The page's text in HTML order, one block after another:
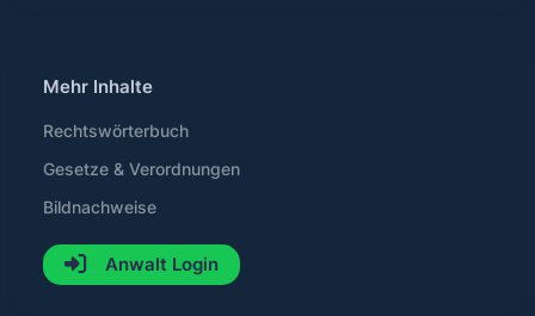
Mehr Inhalte
Rechtswörterbuch
Gesetze & Verordnungen
Bildnachweise
Anwalt Login